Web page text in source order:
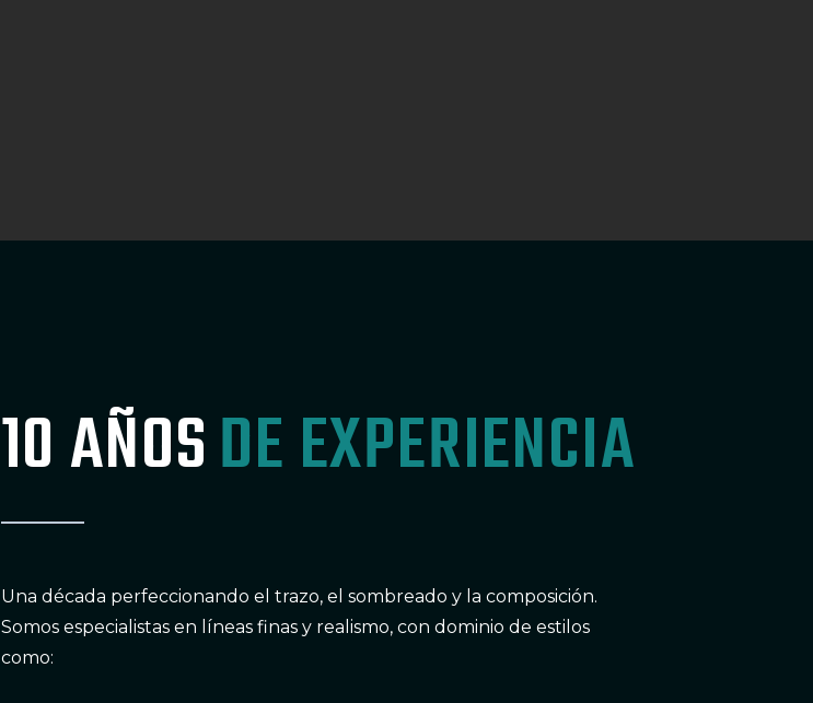
10 AÑOSDE EXPERIENCIA
Una década perfeccionando el trazo, el sombreado y la composición.
Somos especialistas en líneas finas y realismo, con dominio de estilos
como: